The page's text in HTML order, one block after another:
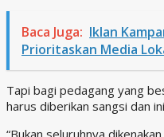
Baca Juga: Iklan
Prioritaskan Media
Tapi bagi pedagang yang
harus diberikan sangsi dan
“Bukan seluruhnya